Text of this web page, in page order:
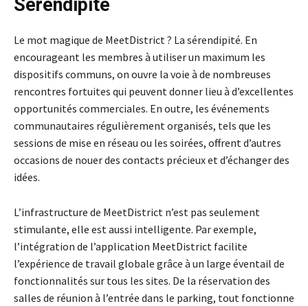
Sérendipité
Le mot magique de MeetDistrict ? La sérendipité. En
encourageant les membres à utiliser un maximum les
dispositifs communs, on ouvre la voie à de nombreuses
rencontres fortuites qui peuvent donner lieu à d’excellentes
opportunités commerciales. En outre, les événements
communautaires régulièrement organisés, tels que les
sessions de mise en réseau ou les soirées, offrent d’autres
occasions de nouer des contacts précieux et d’échanger des
idées.
L’infrastructure de MeetDistrict n’est pas seulement
stimulante, elle est aussi intelligente. Par exemple,
l’intégration de l’application MeetDistrict facilite
l’expérience de travail globale grâce à un large éventail de
fonctionnalités sur tous les sites. De la réservation des
salles de réunion à l’entrée dans le parking, tout fonctionne